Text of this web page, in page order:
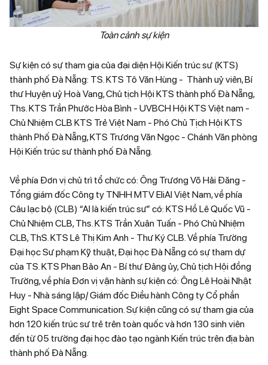
Toàn cảnh sự kiện
Sự kiện có sự tham gia của đại diện Hội Kiến trúc sư (KTS)
thành phố Đà Nẵng: TS. KTS Tô Văn Hùng - Thành uỷ viên, Bí
thư Huyện uỷ Hoà Vang, Chủ tịch Hội KTS thành phố Đà Nẵng,
Ths. KTS Trần Phước Hòa Bình - UVBCH Hội KTS Việt nam -
Chủ Nhiệm CLB KTS Trẻ Việt Nam - Phó Chủ Tịch Hội KTS
thành Phố Đà Nẵng, KTS Trương Văn Ngọc - Chánh Văn phòng
Hội Kiến trúc sư thành phố Đà Nẵng.
Về phía Đơn vị chủ trì tổ chức có: Ông Trương Võ Hải Đăng -
Tổng giám đốc Công ty TNHH MTV EliAI Việt Nam, về phía
Câu lạc bộ (CLB) “AI là kiến trúc sư” có: KTS Hồ Lê Quốc Vũ -
Chủ Nhiệm CLB, Ths. KTS Trần Xuân Tuấn - Phó Chủ Nhiệm
CLB, ThS. KTS Lê Thị Kim Anh - Thư Ký CLB. Về phía Trường
Đại học Sư phạm Kỹ thuật, Đại học Đà Nẵng có sự tham dự
của TS. KTS Phan Bảo An - Bí thư Đảng ủy, Chủ tịch Hội đồng
Trường, về phía Đơn vị vận hành sự kiện có: Ông Lê Hoài Nhật
Huy - Nhà sáng lập/ Giám đốc Điều hành Công ty Cổ phần
Eight Space Communication. Sự kiện cũng có sự tham gia của
hơn 120 kiến trúc sư trẻ trên toàn quốc và hơn 130 sinh viên
đến từ 05 trường đại học đào tạo ngành Kiến trúc trên địa bàn
thành phố Đà Nẵng.